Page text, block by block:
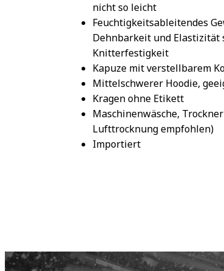
nicht so leicht
Feuchtigkeitsableitendes
Dehnbarkeit und
Knitterfestigkeit
Kapuze mit verstellbarem
Mittelschwerer Hoodie,
Kragen ohne Etikett
Maschinenwäsche,
Lufttrocknung empfohlen)
Importiert